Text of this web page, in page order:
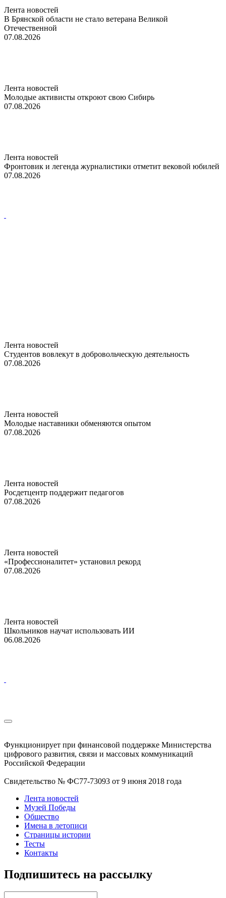
Лента новостей
В Брянской области не стало ветерана Великой
Отечественной
07.08.2026
Лента новостей
Молодые активисты откроют свою Сибирь
07.08.2026
Лента новостей
Фронтовик и легенда журналистики отметит вековой юбилей
07.08.2026
Лента новостей
Студентов вовлекут в добровольческую деятельность
07.08.2026
Лента новостей
Молодые наставники обменяются опытом
07.08.2026
Лента новостей
Росдетцентр поддержит педагогов
07.08.2026
Лента новостей
«Профессионалитет» установил рекорд
07.08.2026
Лента новостей
Школьников научат использовать ИИ
06.08.2026
Функционирует при финансовой поддержке Министерства
цифрового развития, связи и массовых коммуникаций
Российской Федерации
Свидетельство № ФС77-73093 от 9 июня 2018 года
Лента новостей
Музей Победы
Общество
Имена в летописи
Страницы истории
Тесты
Контакты
Подпишитесь на рассылку